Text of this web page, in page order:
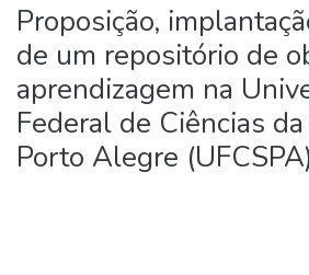
Autoarquivamento
Sobre o RI-UFCSPA
FAQ
Ajuda
Proposição,
de um repositório de
aprendizagem na
Federal de Ciências
Porto Alegre (UFCSPA)